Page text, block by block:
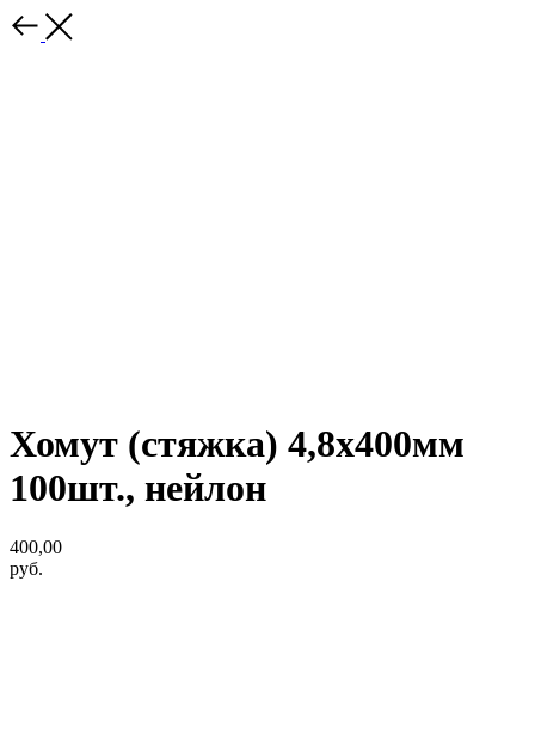
Хомут (стяжка) 4,8х400мм
100шт., нейлон
400,00
руб.